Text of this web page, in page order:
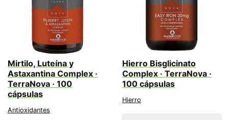
Mirtilo, Luteína y
Astaxantina Complex ·
TerraNova · 100
cápsulas
Antioxidantes
Hierro Bisglicinato
Complex · TerraNova ·
100 cápsulas
Hierro